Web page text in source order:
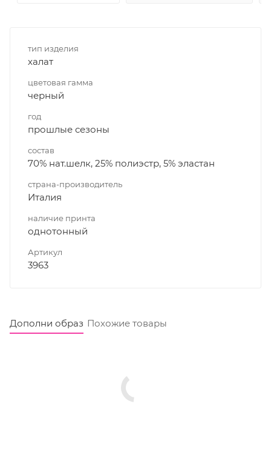
тип изделия
халат
цветовая гамма
черный
год
прошлые сезоны
состав
70% нат.шелк, 25% полиэстр, 5% эластан
страна-производитель
Италия
наличие принта
однотонный
Артикул
3963
Дополни образ Похожие товары